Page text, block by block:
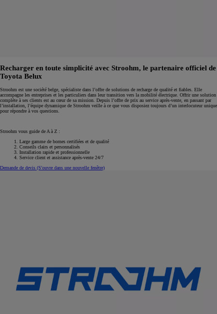
Recharger en toute simplicité avec Stroohm, le partenaire officiel de
Toyota Belux
Stroohm est une société belge, spécialiste dans l’offre de solutions de recharge de qualité et fiables. Elle
accompagne les entreprises et les particuliers dans leur transition vers la mobilité électrique. Offrir une solution
complète à ses clients est au cœur de sa mission. Depuis l’offre de prix au service après-vente, en passant par
l’installation, l’équipe dynamique de Stroohm veille à ce que vous disposiez toujours d’un interlocuteur unique
pour répondre à vos questions.
Stroohm vous guide de A à Z :
Large gamme de bornes certifiées et de qualité
Conseils clairs et personnalisés
Installation rapide et professionnelle
Service client et assistance après-vente 24/7
Demande de devis (S'ouvre dans une nouvelle fenêtre)